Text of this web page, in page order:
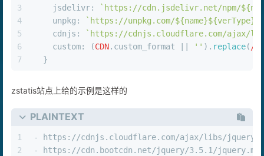
3
4
5
6
7
jsdelivr: `https://cdn.jsdelivr.net/npm/
unpkg : `https://unpkg.com/${name}${verType}
cdnjs :
`https://cdnjs.cloudflare.com/ajax/
custom: (CDN. custom_format '' ). replace( /
  }
zstatis站点上给的示例是这样的
PLAINTEXT
1
2
- https://cdnjs.cloudflare.com/ajax/libs/jquery/
- https://cdn.bootcdn.net/jquery/3.5.1/